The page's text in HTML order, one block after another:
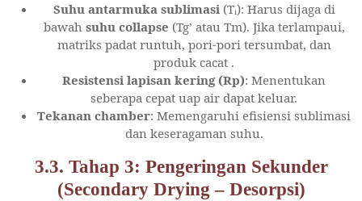
Suhu antarmuka sublimasi(Tᵢ): Harus dijaga di
bawah suhu collapse (Tg’ atau Tm). Jika terlampaui,
matriks padat runtuh, pori-pori tersumbat, dan
produk cacat .
Resistensi lapisan kering (Rp): Menentukan
seberapa cepat uap air dapat keluar.
Tekanan chamber: Memengaruhi efisiensi sublimasi
dan keseragaman suhu.
3.3. Tahap 3: Pengeringan Sekunder
(Secondary Drying – Desorpsi)